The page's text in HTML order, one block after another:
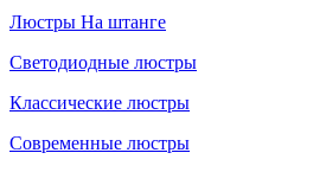
Люстры На штанге
Светодиодные люстры
Классические люстры
Современные люстры